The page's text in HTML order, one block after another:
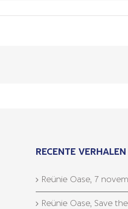
RECENTE VERHALEN
Reünie Oase, 7
Reünie Oase, Save